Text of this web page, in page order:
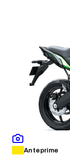
Anteprime